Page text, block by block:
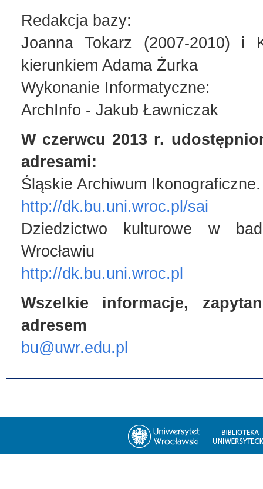
Redakcja bazy:
Joanna Tokarz (2007-2010) i
kierunkiem Adama Żurka
Wykonanie Informatyczne:
ArchInfo - Jakub Ławniczak
W czerwcu 2013 r.
adresami:
Śląskie Archiwum Ikonograficzne.
http://dk.bu.uni.wroc.pl/sai
Dziedzictwo kulturowe w
Wrocławiu
http://dk.bu.uni.wroc.pl
Wszelkie informacje,
adresem
bu@uwr.edu.pl